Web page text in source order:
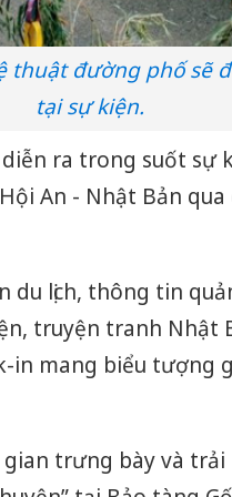
thuật đường phố sẽ
tại sự kiện.
ra trong suốt sự
An - Nhật Bản
du lịch, thông tin
truyện tranh Nhật
in mang biểu tượng
trưng bày và trải